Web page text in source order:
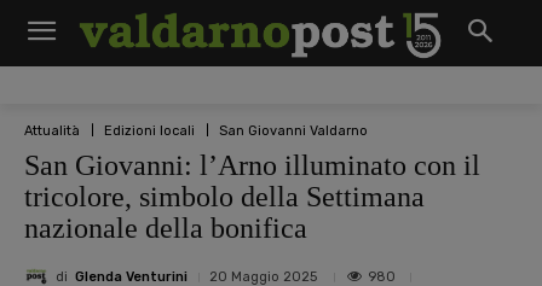
Attualità Edizioni locali San Giovanni Valdarno
San Giovanni: l’Arno illuminato con il
tricolore, simbolo della Settimana
nazionale della bonifica
di Glenda Venturini 20 Maggio 2025 980